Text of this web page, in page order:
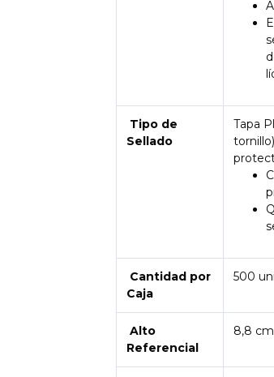
Tipo de
Sellado
Tapa
Cantidad por
Caja
500
Alto
Referencial
8,8